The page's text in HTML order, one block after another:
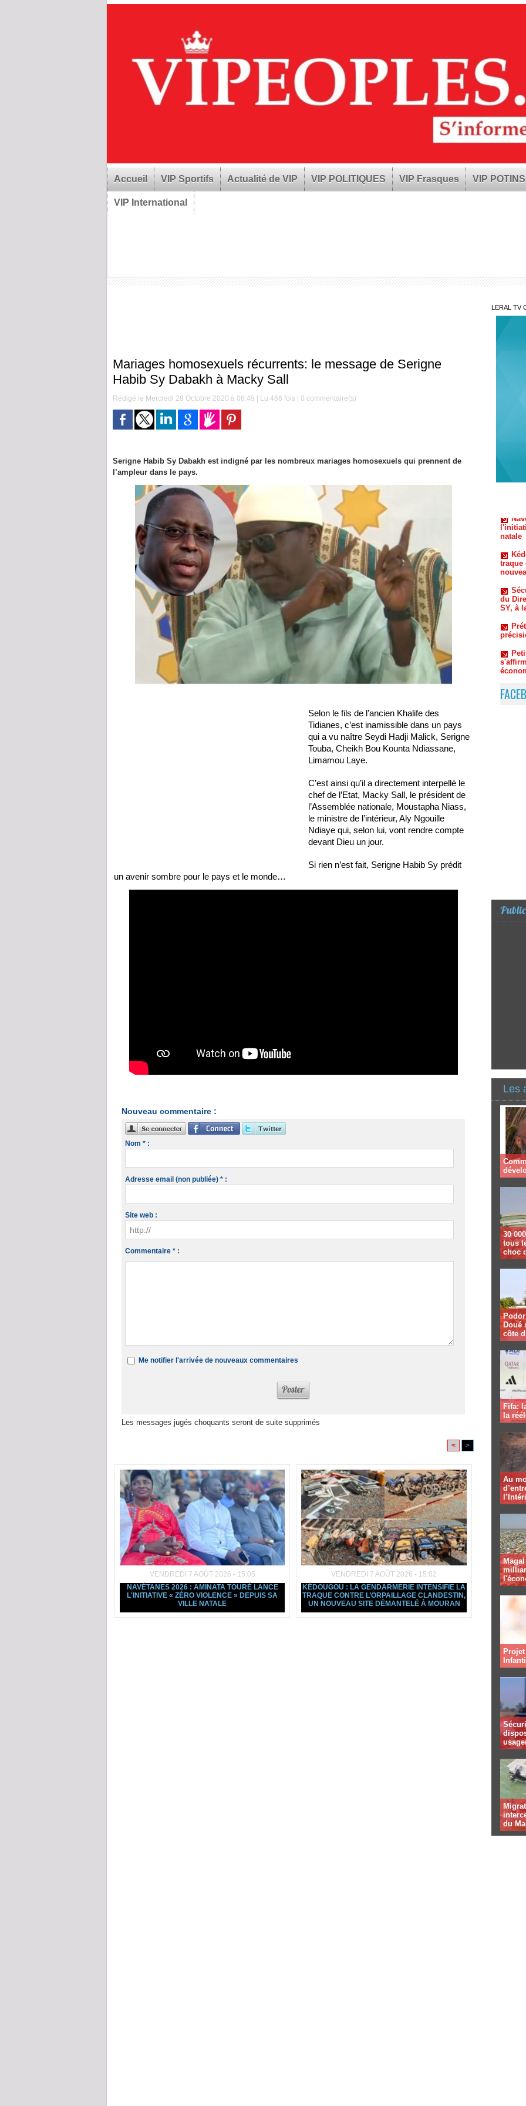
Accueil VIP Sportifs Actualité de VIP VIP POLITIQUES VIP Frasques VIP POTINS
VIP International
Mariages homosexuels récurrents: le message de Serigne
Habib Sy Dabakh à Macky Sall
Rédigé le Mercredi 28 Octobre 2020 à 08:49 | Lu 466 fois | 0 commentaire(s)
Serigne Habib Sy Dabakh est indigné par les nombreux mariages homosexuels qui prennent de
l’ampleur dans le pays.
Selon le fils de l’ancien Khalife des
Tidianes, c’est inamissible dans un pays
qui a vu naître Seydi Hadji Malick, Serigne
Touba, Cheikh Bou Kounta Ndiassane,
Limamou Laye.
C’est ainsi qu’il a directement interpellé le
chef de l’Etat, Macky Sall, le président de
l’Assemblée nationale, Moustapha Niass,
le ministre de l’intérieur, Aly Ngouille
Ndiaye qui, selon lui, vont rendre compte
devant Dieu un jour.
Si rien n’est fait, Serigne Habib Sy prédit
un avenir sombre pour le pays et le monde…
Nouveau commentaire :
Nom * :
Adresse email (non publiée) * :
Site web :
Commentaire * :
Me notifier l'arrivée de nouveaux commentaires
Les messages jugés choquants seront de suite supprimés
< >
VENDREDI 7 AOÛT 2026 - 15:05
NAVÉTANES 2026 : AMINATA TOURÉ LANCE
L'INITIATIVE « ZÉRO VIOLENCE » DEPUIS SA
VILLE NATALE
VENDREDI 7 AOÛT 2026 - 15:02
KÉDOUGOU : LA GENDARMERIE INTENSIFIE LA
TRAQUE CONTRE L’ORPAILLAGE CLANDESTIN,
UN NOUVEAU SITE DÉMANTELÉ À MOURAN
LERAL TV
traque
du
SY, à
Du
Thiaw
Les
30
tous
choc
Doué
côte
Fifa:
la
Au
du